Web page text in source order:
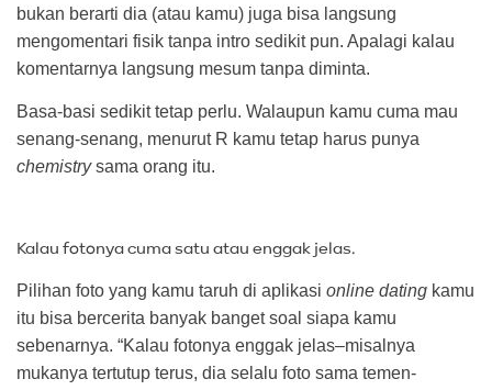
bukan berarti dia (atau kamu) juga bisa langsung
mengomentari fisik tanpa intro sedikit pun. Apalagi kalau
komentarnya langsung mesum tanpa diminta.
Basa-basi sedikit tetap perlu. Walaupun kamu cuma mau
senang-senang, menurut R kamu tetap harus punya
chemistrysama orang itu.
Kalau fotonya cuma satu atau enggak jelas.
Pilihan foto yang kamu taruh di aplikasi online dating kamu
itu bisa bercerita banyak banget soal siapa kamu
sebenarnya. “Kalau fotonya enggak jelas–misalnya
mukanya tertutup terus, dia selalu foto sama temen-